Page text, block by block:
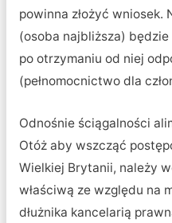
powinna złożyć wniosek.
(osoba najbliższa)
po otrzymaniu od niej
(pełnomocnictwo dla
Odnośnie ściągalności
Otóż aby wszcząć
Wielkiej Brytanii, należy
właściwą ze względu na
dłużnika kancelarią